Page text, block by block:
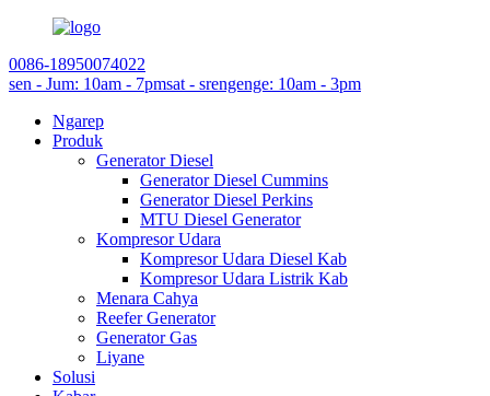
0086-18950074022
sen - Jum: 10am - 7pmsat - srengenge: 10am - 3pm
Ngarep
Produk
Generator Diesel
Generator Diesel Cummins
Generator Diesel Perkins
MTU Diesel Generator
Kompresor Udara
Kompresor Udara Diesel Kab
Kompresor Udara Listrik Kab
Menara Cahya
Reefer Generator
Generator Gas
Liyane
Solusi